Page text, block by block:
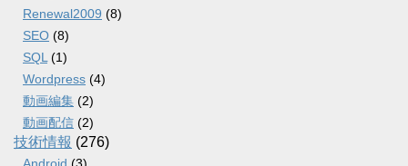
Renewal2009 (8)
SEO (8)
SQL (1)
Wordpress (4)
動画編集 (2)
動画配信 (2)
技術情報 (276)